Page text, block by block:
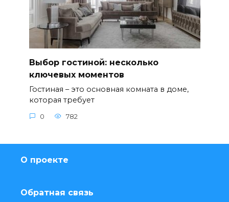
Выбор гостиной: несколько
ключевых моментов
Гостиная – это основная комната в доме,
которая требует
0 782
О проекте
Обратная связь